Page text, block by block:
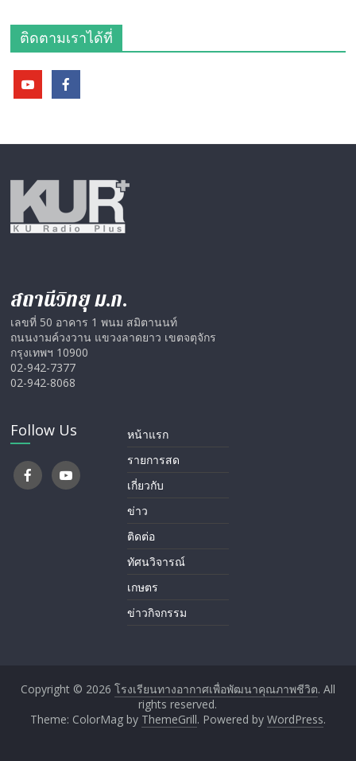
ติดตามเราได้ที่
สถานีวิทยุ ม.ก.
เลขที่ 50 อาคาร 1 พนม สมิตานนท์
ถนนงามค์วงวาน แขวงลาดยาว เขตจตุจักร
กรุงเทพฯ 10900
02-942-7377
02-942-8068
Follow Us
หน้าแรก
รายการสด
เกี่ยวกับ
ข่าว
ติดต่อ
ทัศนวิจารณ์
เกษตร
ข่าวกิจกรรม
Copyright © 2026 โรงเรียนทางอากาศ​เพื่อพัฒนาคุณภาพชีวิต. All
rights reserved.
Theme: ColorMag by ThemeGrill. Powered by WordPress.